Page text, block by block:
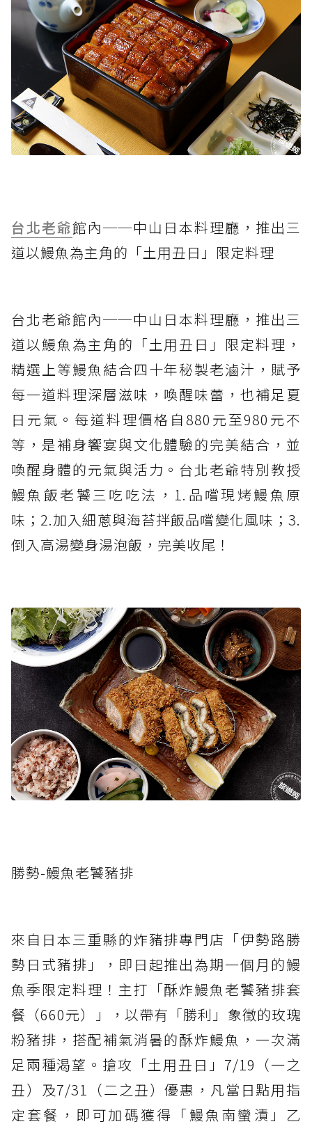
台北老爺館內──中山日本料理廳，推出三
道以鰻魚為主角的「土用丑日」限定料理
台北老爺館內──中山日本料理廳，推出三
道以鰻魚為主角的「土用丑日」限定料理，
精選上等鰻魚結合四十年秘製老滷汁，賦予
每一道料理深層滋味，喚醒味蕾，也補足夏
日元氣。每道料理價格自880元至980元不
等，是補身饗宴與文化體驗的完美結合，並
喚醒身體的元氣與活力。台北老爺特別教授
鰻魚飯老饕三吃吃法，1.品嚐現烤鰻魚原
味；2.加入細蔥與海苔拌飯品嚐變化風味；3.
倒入高湯變身湯泡飯，完美收尾！
勝勢-鰻魚老饕豬排
來自日本三重縣的炸豬排專門店「伊勢路勝
勢日式豬排」，即日起推出為期一個月的鰻
魚季限定料理！主打「酥炸鰻魚老饕豬排套
餐（660元）」，以帶有「勝利」象徵的玫瑰
粉豬排，搭配補氣消暑的酥炸鰻魚，一次滿
足兩種渴望。搶攻「土用丑日」7/19（一之
丑）及7/31（二之丑）優惠，凡當日點用指
定套餐，即可加碼獲得「鰻魚南蠻漬」乙